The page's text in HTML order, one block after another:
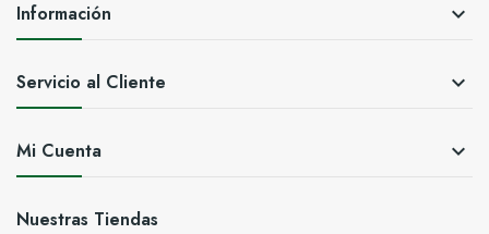
Información 
Servicio al Cliente 
Mi Cuenta 
Nuestras Tiendas